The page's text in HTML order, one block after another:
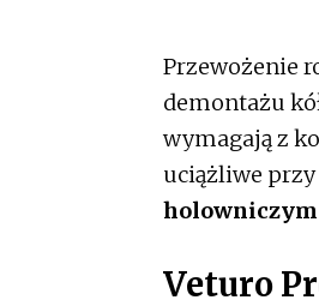
Przewożenie
demontażu
wymagają z
uciążliwe przy
holowniczym
Veturo